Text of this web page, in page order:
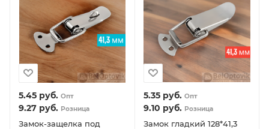
5.45 руб. Опт
9.27 руб. Розница
Замок-защелка под
5.35руб. Опт
9.10 руб. Розница
Замок гладкий 128*41,3